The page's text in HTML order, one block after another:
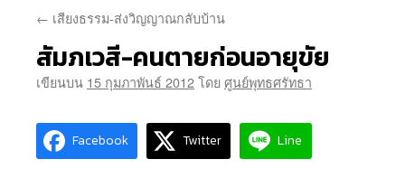
← เสียงธรรม-ส่งวิญญาณกลับบ้าน
สัมภเวสี-คนตายก่อนอายุขัย
เขียนบน 15 กุมภาพันธ์ 2012โดยศูนย์พุทธศรัทธา
Facebook Twitter Line